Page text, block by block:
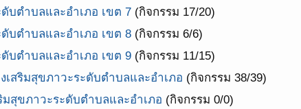
บตำบลและอำเภอ เขต 7 (กิจกรรม 17/20)
บตำบลและอำเภอ เขต 8 (กิจกรรม 6/6)
บตำบลและอำเภอ เขต 9 (กิจกรรม 11/15)
เสริมสุขภาวะระดับตำบลและอำเภอ (กิจกรรม 38/39)
มสุขภาวะระดับตำบลและอำเภอ (กิจกรรม 0/0)